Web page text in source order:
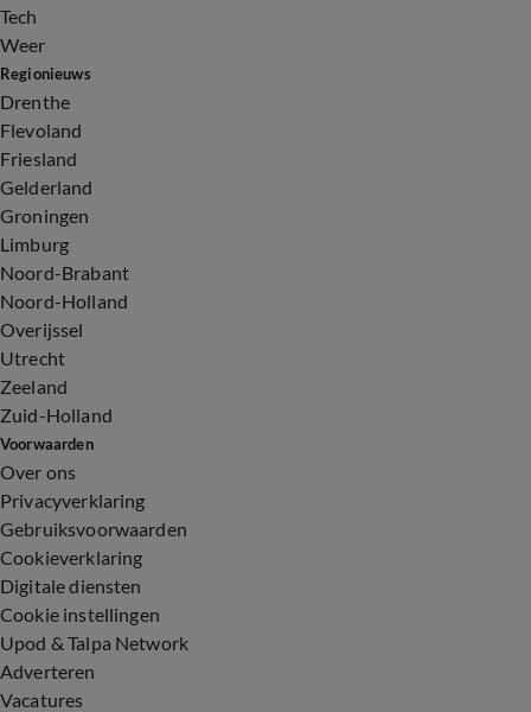
Tech
Weer
Regionieuws
Drenthe
Flevoland
Friesland
Gelderland
Groningen
Limburg
Noord-Brabant
Noord-Holland
Overijssel
Utrecht
Zeeland
Zuid-Holland
Voorwaarden
Over ons
Privacyverklaring
Gebruiksvoorwaarden
Cookieverklaring
Digitale diensten
Cookie instellingen
Upod & Talpa Network
Adverteren
Vacatures